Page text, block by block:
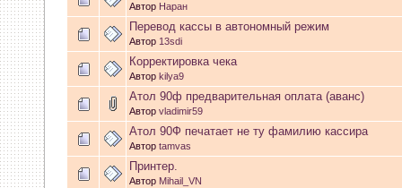
02 Апреля 2026, 11:50:40
Michail:День добрый! на
02 Февраля 2026, 11:59:41
Talh :Как понимаю надо
архиве. https://www.ss-
Автор Наран
Перевод кассы в автономный режим
Автор 13sdi
Корректировка чека
Автор kilya9
Атол 90ф предварительная оплата (аванс)
Автор vladimir59
Атол 90Ф печатает не ту фамилию кассира
Автор tamvas
Принтер.
Автор Mihail_VN